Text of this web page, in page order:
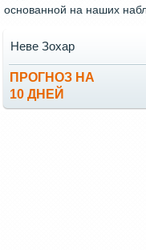
основанной на наших
ПРОГНОЗ НА
10 ДНЕЙ
Неве Зохар